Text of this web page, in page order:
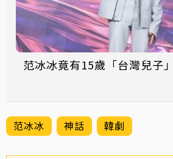
范冰冰竟有15歲「台灣兒子
范冰冰 神話 韓劇